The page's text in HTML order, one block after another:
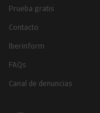
Prueba gratis
Contacto
Iberinform
FAQs
Canal de denuncias